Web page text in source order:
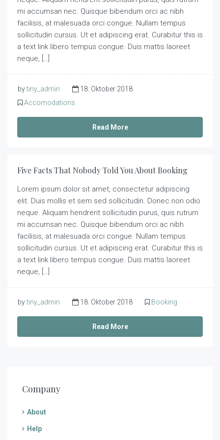
mi accumsan nec. Quisque bibendum orci ac nibh
facilisis, at malesuada orci congue. Nullam tempus
sollicitudin cursus. Ut et adipiscing erat. Curabitur this is
a text link libero tempus congue. Duis mattis laoreet
neque, […]
bytiny_admin
18. Oktober 2018
Accomodations
Read More
Five Facts That Nobody Told You About Booking
Lorem ipsum dolor sit amet, consectetur adipiscing
elit. Duis mollis et sem sed sollicitudin. Donec non odio
neque. Aliquam hendrerit sollicitudin purus, quis rutrum
mi accumsan nec. Quisque bibendum orci ac nibh
facilisis, at malesuada orci congue. Nullam tempus
sollicitudin cursus. Ut et adipiscing erat. Curabitur this is
a text link libero tempus congue. Duis mattis laoreet
neque, […]
bytiny_admin 18. Oktober 2018 Booking
Read More
Company
About
Help